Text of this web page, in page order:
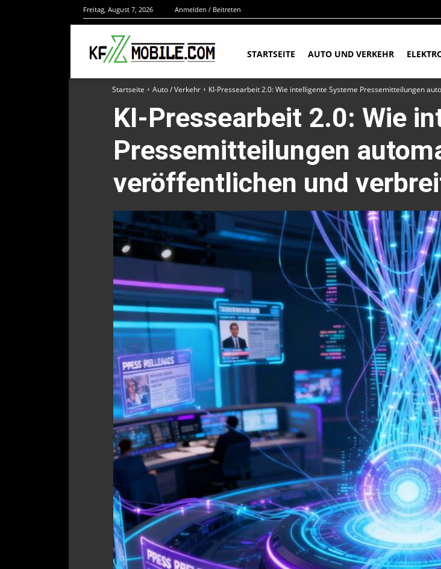
Freitag, August 7, 2026 Anmelden / Beitreten
STARTSEITE AUTO UND VERKEHR
Startseite Auto / Verkehr KI-Pressearbeit 2.0: Wie intelligente Systeme Pressemitteilungen
KI-Pressearbeit 2.0: Wie
Pressemitteilungen
veröffentlichen und